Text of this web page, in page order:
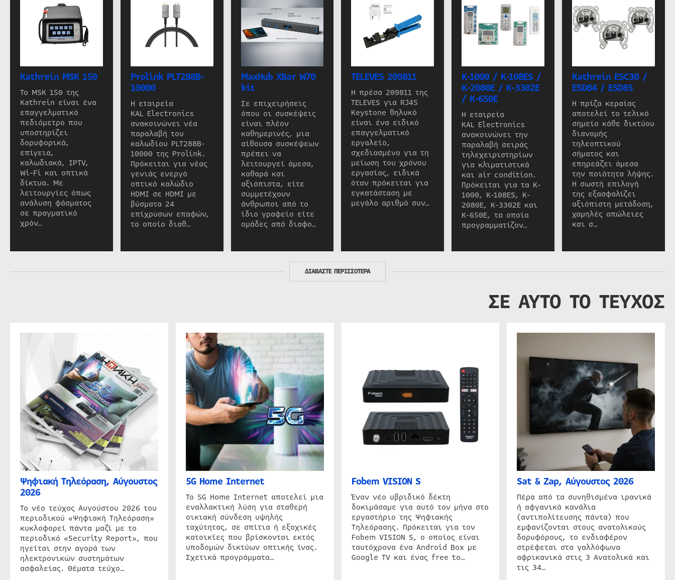
Kathrein MSK 150
Το MSK 150 της
Kathrein είναι ένα
επαγγελματικό
πεδιόμετρο που
υποστηρίζει
δορυφορικά,
επίγεια,
καλωδιακά, IPTV,
Wi-Fi και οπτικά
δίκτυα. Με
λειτουργίες όπως
ανάλυση φάσματος
σε πραγματικό
χρόν…
Prolink PLT288B-
10000
Η εταιρεία
KAL Electronics
ανακοινώνει νέα
παραλαβή του
καλωδίου PLT288B-
10000 της Prolink.
Πρόκειται για νέας
γενιάς ενεργό
οπτικό καλώδιο
HDMI σε HDMI με
βύσματα 24
επίχρυσων επαφών,
το οποίο διαθ…
MaxHub XBar W70
kit
Σε επιχειρήσεις
όπου οι συσκέψεις
είναι πλέον
καθημερινές, μια
αίθουσα συσκέψεων
πρέπει να
λειτουργεί άμεσα,
καθαρά και
αξιόπιστα, είτε
συμμετέχουν
άνθρωποι από το
ίδιο γραφείο είτε
ομάδες από διαφο…
TELEVES 209811
Η πρέσα 209811 της
TELEVES για RJ45
Keystone θηλυκό
είναι ένα ειδικό
επαγγελματικό
εργαλείο,
σχεδιασμένο για τη
μείωση του χρόνου
εργασίας, ειδικά
όταν πρόκειται για
εγκατάσταση με
μεγάλο αριθμό συν…
K-1000 / K-108ES /
K-2080E / K-3302E
/ K-650E
Η εταιρεία
KAL Electronics
ανακοινώνει την
παραλαβή σειράς
τηλεχειριστηρίων
για κλιματιστικά
και air condition.
Πρόκειται για τα K-
1000, K-108ES, K-
2080E, K-3302E και
K-650E, τα οποία
προγραμματίζον…
Kathrein ESC30 /
ESD84 / ESD85
Η πρίζα κεραίας
αποτελεί το τελικό
σημείο κάθε δικτύου
διανομής
τηλεοπτικού
σήματος και
επηρεάζει άμεσα
την ποιότητα λήψης.
Η σωστή επιλογή
της εξασφαλίζει
αξιόπιστη μετάδοση,
χαμηλές απώλειες
και σ…
ΔΙΑΒΑΣΤΕ ΠΕΡΙΣΣΟΤΕΡΑ
ΣΕ ΑΥΤΟ ΤΟ ΤΕΥΧΟΣ
Ψηφιακή Τηλεόραση, Αύγουστος
2026
Το νέο τεύχος Αυγούστου 2026 του
περιοδικού «Ψηφιακή Τηλεόραση»
κυκλοφορεί πάντα μαζί με το
περιοδικό «Security Report», που
ηγείται στην αγορά των
ηλεκτρονικών συστημάτων
ασφαλείας. Θέματα τεύχο…
5G Home Internet
Το 5G Home Internet αποτελεί μια
εναλλακτική λύση για σταθερή
οικιακή σύνδεση υψηλής
ταχύτητας, σε σπίτια ή εξοχικές
κατοικίες που βρίσκονται εκτός
υποδομών δικτύων οπτικής ίνας.
Σχετικά προγράμματα…
Fobem VISION S
Έναν νέο υβριδικό δέκτη
δοκιμάσαμε για αυτό τον μήνα στο
εργαστήριο της Ψηφιακής
Τηλεόρασης. Πρόκειται για τον
Fobem VISION S, ο οποίος είναι
ταυτόχρονα ένα Android Box με
Google TV και ένας free to…
Sat & Zap, Αύγουστος 2026
Πέρα από τα συνηθισμένα ιρανικά
ή αφγανικά κανάλια
(αντιπολίτευσης πάντα) που
εμφανίζονται στους ανατολικούς
δορυφόρους, το ενδιαφέρον
στρέφεται στα γαλλόφωνα
αφρικανικά στις 3 Ανατολικά και
τις 34…